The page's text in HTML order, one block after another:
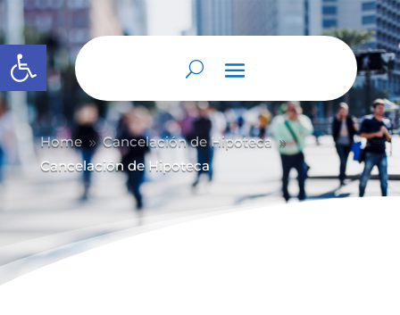
Abrir barra de herramientas
Home 9 Cancelación de Hipoteca 9
Cancelación de Hipoteca